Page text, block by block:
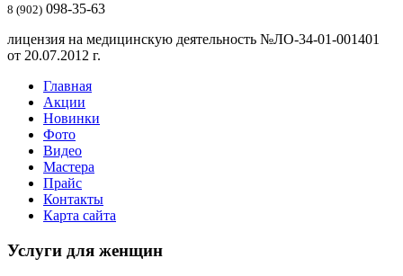
8 (902) 098-35-63
лицензия на медицинскую деятельность №ЛО-34-01-001401
от 20.07.2012 г.
Главная
Акции
Новинки
Фото
Видео
Мастера
Прайс
Контакты
Карта сайта
Услуги для женщин